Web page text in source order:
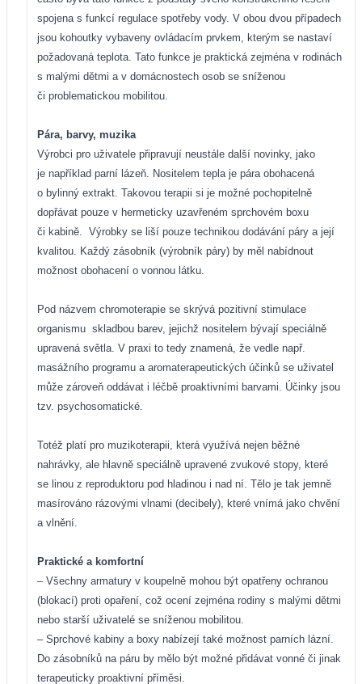
spojena s funkcí regulace spotřeby vody. V obou dvou případech
jsou kohoutky vybaveny ovládacím prvkem, kterým se nastaví
požadovaná teplota. Tato funkce je praktická zejména v rodinách
s malými dětmi a v domácnostech osob se sníženou
či problematickou mobilitou.
Pára, barvy, muzika
Výrobci pro uživatele připravují neustále další novinky, jako
je například parní lázeň. Nositelem tepla je pára obohacená
o bylinný extrakt. Takovou terapii si je možné pochopitelně
dopřávat pouze v hermeticky uzavřeném sprchovém boxu
či kabině.
Výrobky se liší pouze technikou dodávání páry a její
kvalitou. Každý zásobník (výrobník páry) by měl nabídnout
možnost obohacení o vonnou látku.
Pod názvem chromoterapie se skrývá pozitivní stimulace
organismu skladbou barev, jejichž nositelem bývají speciálně
upravená světla. V praxi to tedy znamená, že vedle např.
masážního programu a aromaterapeutických účinků se uživatel
může zároveň oddávat i léčbě proaktivními barvami. Účinky jsou
tzv. psychosomatické.
Totéž platí pro muzikoterapii, která využívá nejen běžné
nahrávky, ale hlavně speciálně upravené zvukové stopy, které
se linou z reproduktoru pod hladinou i nad ní. Tělo je tak jemně
masírováno rázovými vlnami (decibely), které vnímá jako chvění
a vlnění.
Praktické a komfortní
– Všechny armatury v koupelně mohou být opatřeny ochranou
(blokací) proti opaření, což ocení zejména rodiny s malými dětmi
nebo starší uživatelé se sníženou mobilitou.
– Sprchové kabiny a boxy nabízejí také možnost parních lázní.
Do zásobníků na páru by mělo být možné přidávat vonné či jinak
terapeuticky proaktivní příměsi.